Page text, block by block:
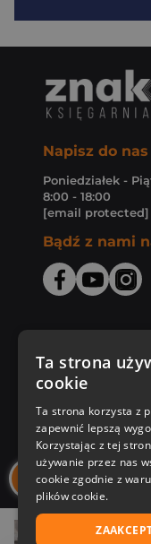
25,71 zł
Napisz do nas
Poniedziałek -
8:00 - 18:00
[email protected]
Bądź z nami
Zakupy u nas
Nasza oferta
Nasi autorzy
Ta strona
cookie
Ta strona korzysta z
zapewnić lepszą
Korzystając z tej
używanie przez nas
cookie zgodnie z
plików cookie.